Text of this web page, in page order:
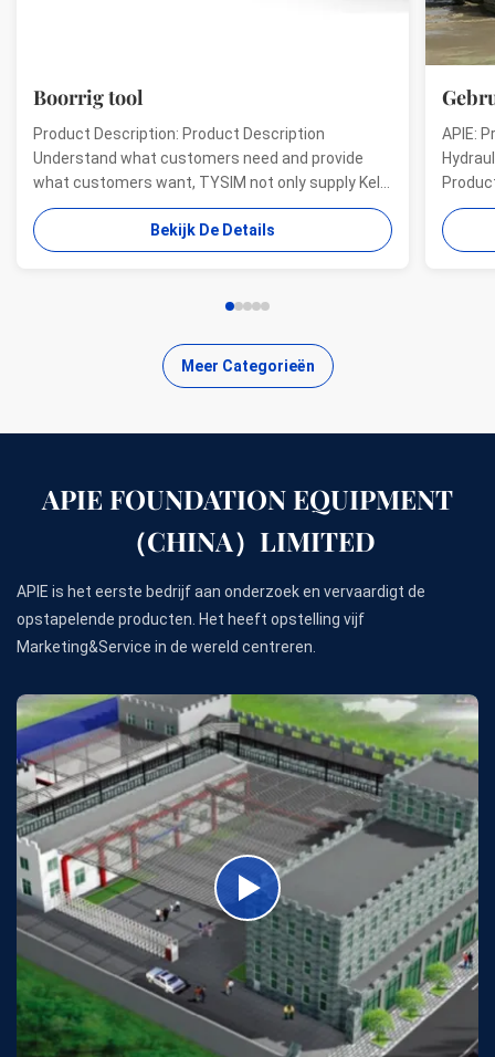
Boorrig tool
Product Description: Product Description
Understand what customers need and provide
what customers want, TYSIM not only supply Kelly
bars for drill rigs of world’s top brands, but also
provide one-stop solution for the world foundation
construction users. While providing customized
Bekijk De Details
APIE:
offer
Meer Categorieën
APIE FOUNDATION EQUIPMENT
（CHINA）LIMITED
APIE is het eerste bedrijf aan onderzoek en vervaardigt de
opstapelende producten. Het heeft opstelling vijf
Marketing&Service in de wereld centreren.